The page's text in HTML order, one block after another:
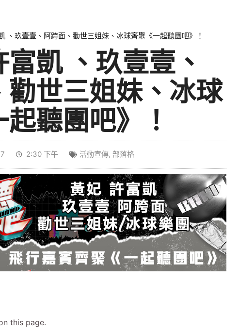
、玖壹壹、阿跨面、勸世三姐妹、冰球齊聚《一起聽團吧》！
凱 、玖壹壹、
勸世三姐妹、冰球
聽團吧》！
2:30 下午 活動宣傳, 部落格
this page.